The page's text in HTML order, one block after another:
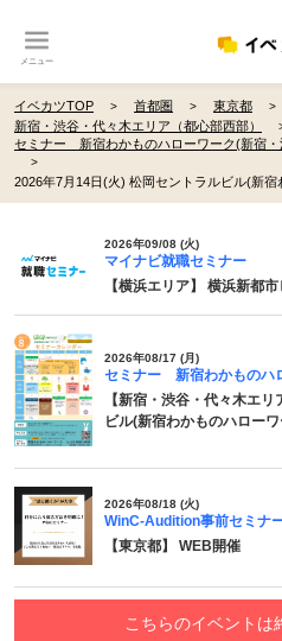
メニュー
イベカツTOP 首都圏
東京都
新宿・渋谷・代々木エリア（都心部西部）
セミナー 新宿わかものハローワーク(新宿・
2026年7月14日(火) 松岡セントラルビル(新宿
2026年09/08 (火)
マイナビ就職セミナー
【横浜エリア】 横浜新都
2026年08/17 (月)
セミナー 新宿わかものハ
【新宿・渋谷・代々木エ
ビル(新宿わかものハロー
2026年08/18 (火)
WinC-Audition事前セミナ
【東京都】 WEB開催
こちらのイベントは